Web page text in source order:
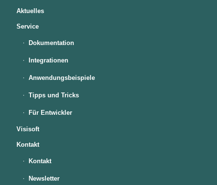
Aktuelles
Service
Dokumentation
Integrationen
Anwendungsbeispiele
Tipps und Tricks
Für Entwickler
Visisoft
Kontakt
Kontakt
Newsletter